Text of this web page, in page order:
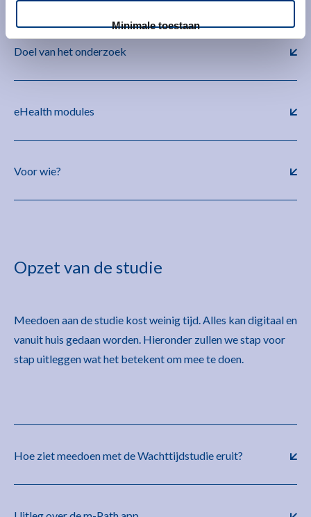
Minimale toestaan
Doel van het onderzoek
eHealth modules
Voor wie?
Opzet van de studie
Meedoen aan de studie kost weinig tijd. Alles kan digitaal en
vanuit huis gedaan worden. Hieronder zullen we stap voor
stap uitleggen wat het betekent om mee te doen.
Hoe ziet meedoen met de Wachttijdstudie eruit?